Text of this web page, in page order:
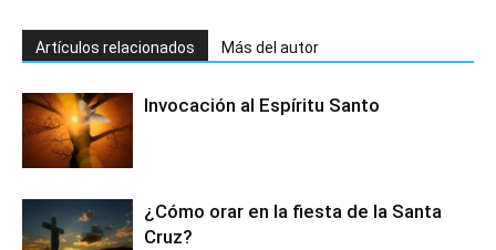
Artículos relacionados Más del autor
Invocación al Espíritu Santo
¿Cómo orar en la fiesta de la Santa
Cruz?